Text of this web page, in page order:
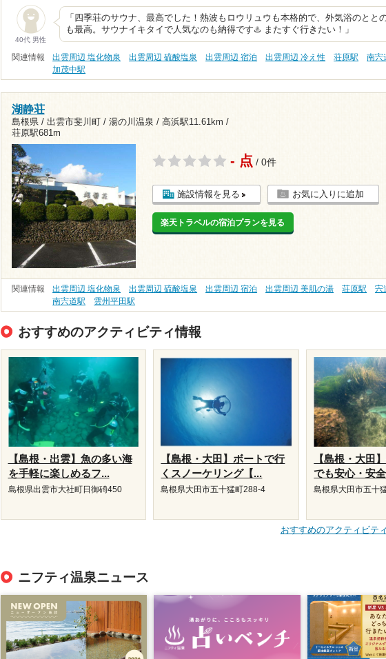
40代 男性
「四季荘のサウナ、最高でした！熱波もロウリュウも本格的で、外気浴のとと
も最高。サウナイキタイで人気なのも納得です♨️ またすぐ行きたい！」
関連情報 出雲周辺 塩化物泉 出雲周辺 硫酸塩泉 出雲周辺 宿泊 出雲周辺 冷え性 荘原駅 南宍
加茂中駅
湖静荘
島根県 / 出雲市斐川町 / 湯の川温泉 / 高浜駅11.61km /
荘原駅681m
- 点 / 0件
施設情報を見る お気に入りに追加
楽天トラベルの宿泊プランを見る
関連情報 出雲周辺 塩化物泉 出雲周辺 硫酸塩泉 出雲周辺 宿泊 出雲周辺 美肌の湯 荘原駅
宍
南宍道駅
雲州平田駅
おすすめのアクティビティ情報
【島根・出雲】魚の多い海
を手軽に楽しめるフ...
島根県出雲市大社町日御碕450
【島根・大田】ボートで行
くスノーケリング【...
島根県大田市五十猛町288-4
【島根・大田
でも安心・安
島根県大田市五十
おすすめのアクティビテ
ニフティ温泉ニュース